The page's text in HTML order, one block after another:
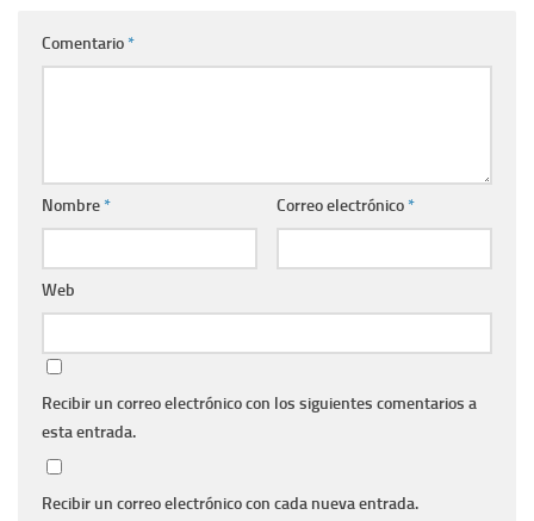
Comentario*
Nombre* Correo electrónico*
Web
Recibir un correo electrónico con los siguientes comentarios a
esta entrada.
Recibir un correo electrónico con cada nueva entrada.